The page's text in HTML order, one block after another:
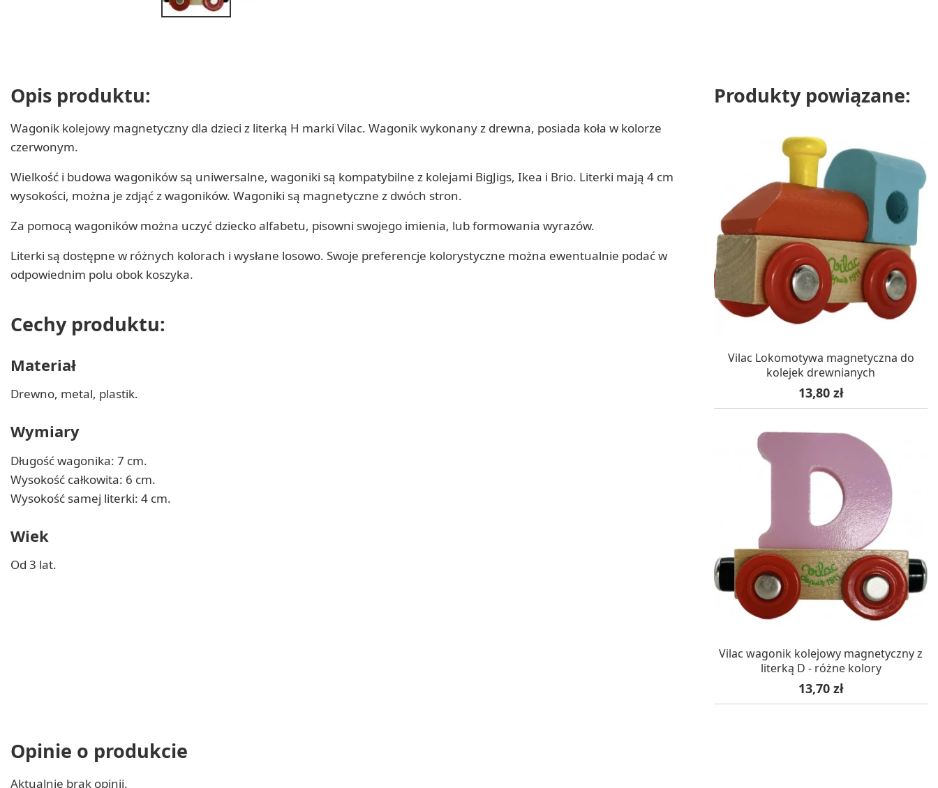
Opis produktu:
Wagonik kolejowy magnetyczny dla dzieci z literką H marki Vilac. Wagonik wykonany z drewna, posiada koła w kolorze
czerwonym.
Wielkość i budowa wagoników są uniwersalne, wagoniki są kompatybilne z kolejami BigJigs, Ikea i Brio. Literki mają 4 cm
wysokości, można je zdjąć z wagoników. Wagoniki są magnetyczne z dwóch stron.
Za pomocą wagoników można uczyć dziecko alfabetu, pisowni swojego imienia, lub formowania wyrazów.
Literki są dostępne w różnych kolorach i wysłane losowo. Swoje preferencje kolorystyczne można ewentualnie podać w
odpowiednim polu obok koszyka.
Cechy produktu:
Materiał
Drewno, metal, plastik.
Wymiary
Długość wagonika: 7 cm.
Wysokość całkowita: 6 cm.
Wysokość samej literki: 4 cm.
Wiek
Od 3 lat.
Produkty powiązane:
W MAGAZYNIE, DOSTAWA 24H
Vilac Lokomotywa magnetyczna do
kolejek drewnianych
Cena
13,80 zł
W MAGAZYNIE, DOSTAWA 24H
Vilac wagonik kolejowy magnetyczny z
literką D - różne kolory
Cena
13,70 zł
Opinie o produkcie
Aktualnie brak opinii.